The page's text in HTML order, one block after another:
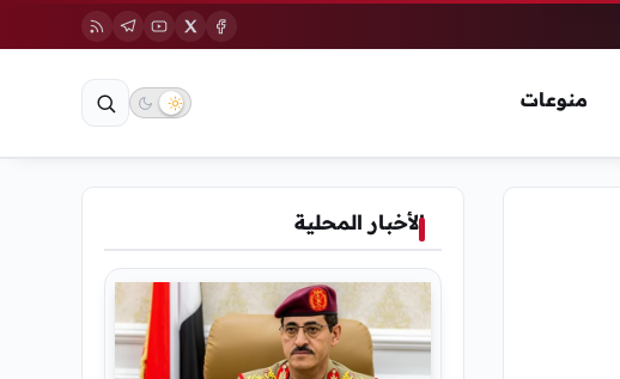
منوعات
الأخبار المحلية